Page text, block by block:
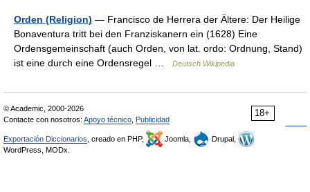
Orden (Religion) — Francisco de Herrera der Ältere: Der Heilige
Bonaventura tritt bei den Franziskanern ein (1628) Eine
Ordensgemeinschaft (auch Orden, von lat. ordo: Ordnung, Stand)
ist eine durch eine Ordensregel …
Deutsch Wikipedia
18+
© Academic, 2000-2026
Contacte con nosotros: Apoyo técnico Publicidad
Exportación Diccionarios , creado en PHP, Joomla,
Drupal,
WordPress, MODx.